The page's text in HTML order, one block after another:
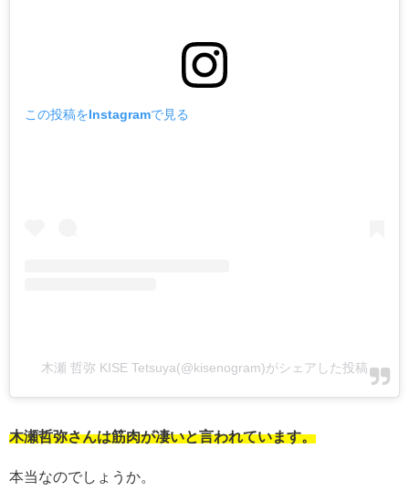
この投稿をInstagramで見る
木瀬 哲弥 KISE Tetsuya(@kisenogram)がシェアした投稿
木瀬哲弥さんは筋肉が凄いと言われています。
本当なのでしょうか。